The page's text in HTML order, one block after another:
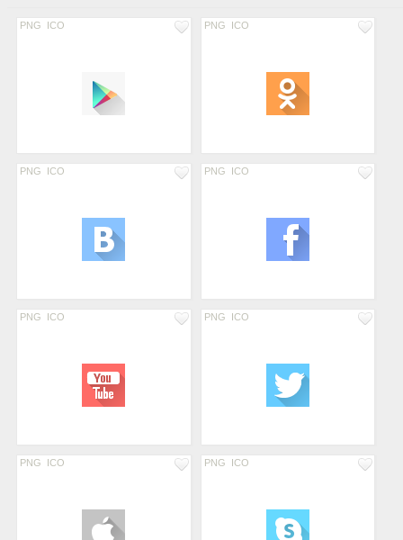
PNG ICO PNG ICO
PNG ICO PNG ICO
PNG ICO PNG ICO
PNG ICO PNG ICO